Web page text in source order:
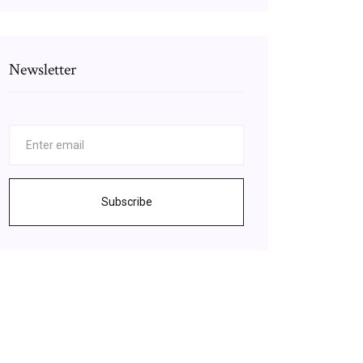
Newsletter
Subscribe